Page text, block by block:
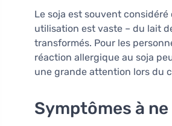
Le soja est souvent
utilisation est vaste – du lait
transformés. Pour les
réaction allergique au soja
une grande attention lors du
Symptômes à